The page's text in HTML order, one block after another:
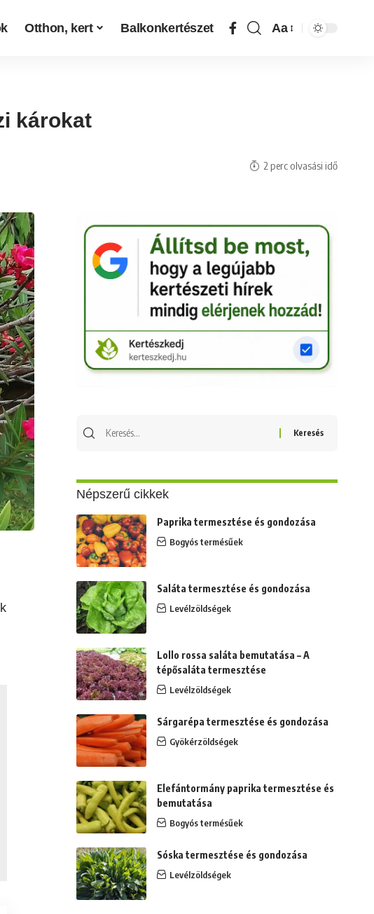
Otthon, kert Balkonkertészet Aa
károkat
2 perc olvasási idő
Népszerű cikkek
Paprika termesztése és gondozása
Bogyós termésűek
Saláta termesztése és gondozása
Levélzöldségek
Lollo rossa saláta bemutatása – A
tépősaláta termesztése
Levélzöldségek
Sárgarépa termesztése és gondozása
Gyökérzöldségek
Elefántormány paprika termesztése és
bemutatása
Bogyós termésűek
Sóska termesztése és gondozása
Levélzöldségek